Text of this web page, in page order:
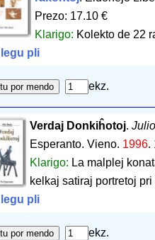
Prezo: 17.10 €
Klarigo: Kolekto de 22
legu pli
ekz.
Verdaj Donkiĥotoj.
Esperanto. Vieno. 1996.
Klarigo: La malplej
kelkaj satiraj portretoj
legu pli
ekz.